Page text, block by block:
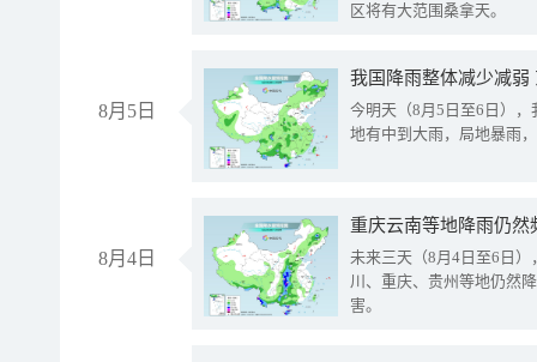
区将有大范围桑拿天。
8月5日
我国降雨整体减少减弱
今明天（8月5日至6日）
地有中到大雨，局地暴雨
8月4日
重庆云南等地降雨仍然
未来三天（8月4日至6日
川、重庆、贵州等地仍然
害。